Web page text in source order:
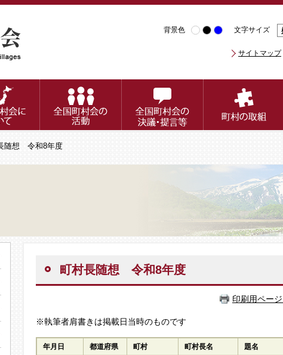
背景色 文字サイズ
サイトマップ
随想 令和8年度
町村長随想 令和8年度
印刷用ペー
※執筆者肩書きは掲載日当時のものです
年月日 都道府県 町村 町村長名 題名